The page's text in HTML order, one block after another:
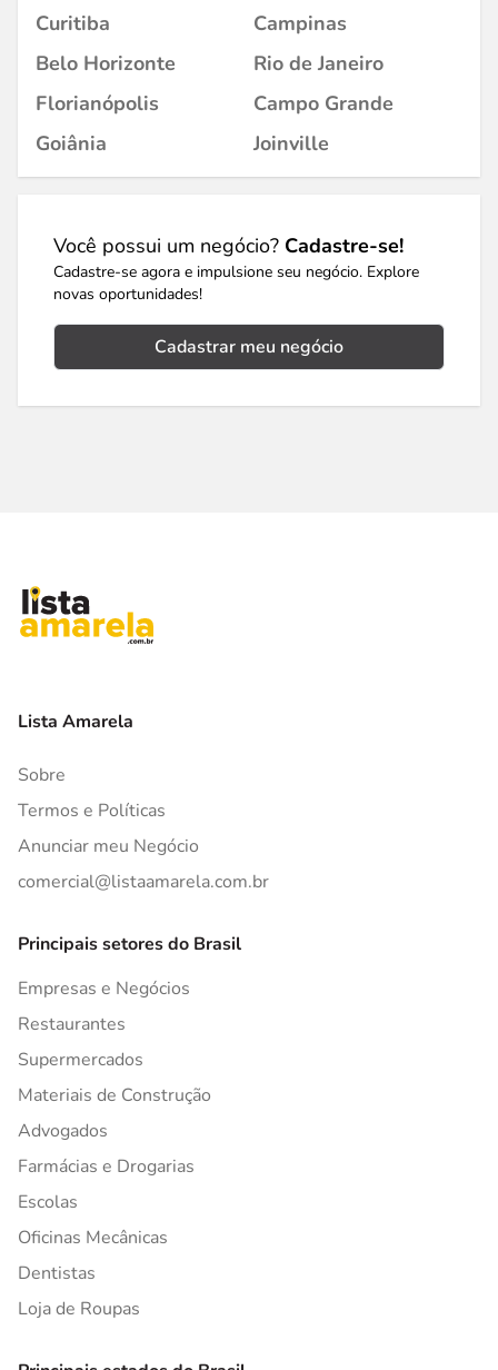
Curitiba
Campinas
Belo Horizonte
Rio de Janeiro
Florianópolis
Campo Grande
Goiânia
Joinville
Você possui um negócio? Cadastre-se!
Cadastre-se agora e impulsione seu negócio. Explore
novas oportunidades!
Cadastrar meu negócio
Lista Amarela
Sobre
Termos e Políticas
Anunciar meu Negócio
comercial@listaamarela.com.br
Principais setores do Brasil
Empresas e Negócios
Restaurantes
Supermercados
Materiais de Construção
Advogados
Farmácias e Drogarias
Escolas
Oficinas Mecânicas
Dentistas
Loja de Roupas